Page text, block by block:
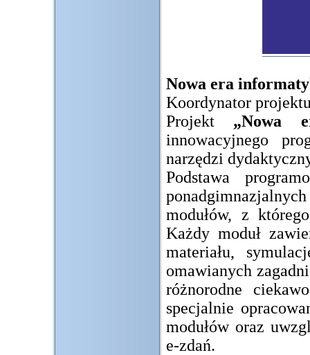
Nowa era
Koordynator
Projekt „Nowa
innowacyjnego
narzędzi
Podstawa
modułów, z
Każdy moduł
materiału,
omawianych
różnorodne
specjalnie
modułów oraz
e-zdań.